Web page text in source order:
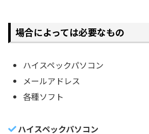
場合によっては必要なもの
ハイスペックパソコン
メールアドレス
各種ソフト
ハイスペックパソコン